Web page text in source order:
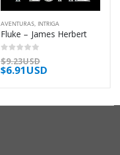
AVENTURAS, INTRIGA
Fluke – James Herbert
0out of 5
$9.23USD
$6.91USD